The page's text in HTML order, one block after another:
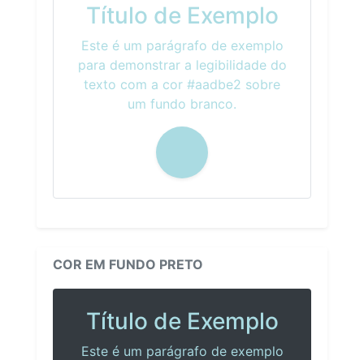
Título de Exemplo
Este é um parágrafo de exemplo
para demonstrar a legibilidade do
texto com a cor #aadbe2 sobre
um fundo branco.
COR EM FUNDO PRETO
Título de Exemplo
Este é um parágrafo de exemplo